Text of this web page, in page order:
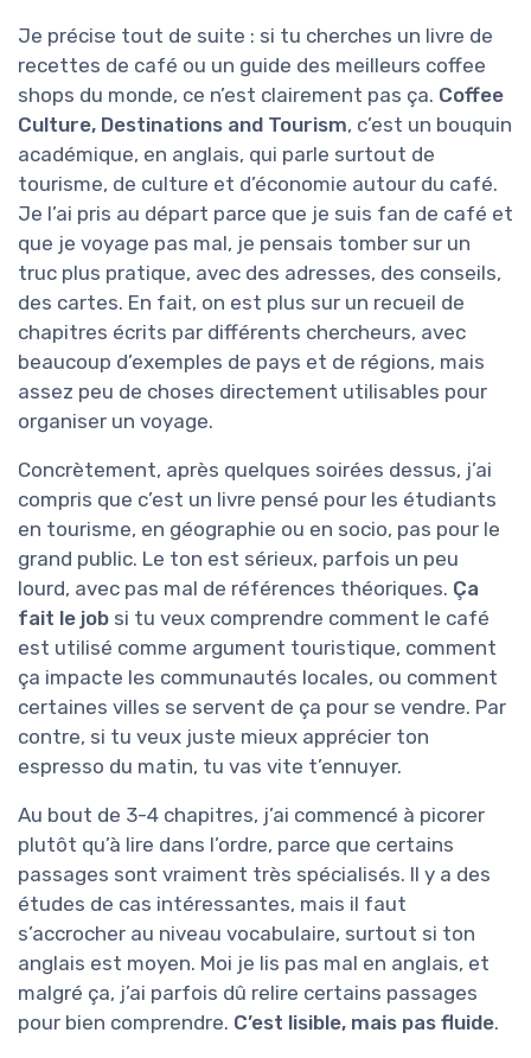
Je précise tout de suite : si tu cherches un livre de
recettes de café ou un guide des meilleurs coffee
shops du monde, ce n’est clairement pas ça. Coffee
Culture, Destinations and Tourism, c’est un bouquin
académique, en anglais, qui parle surtout de
tourisme, de culture et d’économie autour du café.
Je l’ai pris au départ parce que je suis fan de café et
que je voyage pas mal, je pensais tomber sur un
truc plus pratique, avec des adresses, des conseils,
des cartes. En fait, on est plus sur un recueil de
chapitres écrits par différents chercheurs, avec
beaucoup d’exemples de pays et de régions, mais
assez peu de choses directement utilisables pour
organiser un voyage.
Concrètement, après quelques soirées dessus, j’ai
compris que c’est un livre pensé pour les étudiants
en tourisme, en géographie ou en socio, pas pour le
grand public. Le ton est sérieux, parfois un peu
lourd, avec pas mal de références théoriques. Ça
fait le job si tu veux comprendre comment le café
est utilisé comme argument touristique, comment
ça impacte les communautés locales, ou comment
certaines villes se servent de ça pour se vendre. Par
contre, si tu veux juste mieux apprécier ton
espresso du matin, tu vas vite t’ennuyer.
Au bout de 3-4 chapitres, j’ai commencé à picorer
plutôt qu’à lire dans l’ordre, parce que certains
passages sont vraiment très spécialisés. Il y a des
études de cas intéressantes, mais il faut
s’accrocher au niveau vocabulaire, surtout si ton
anglais est moyen. Moi je lis pas mal en anglais, et
malgré ça, j’ai parfois dû relire certains passages
pour bien comprendre. C’est lisible, mais pas fluide.